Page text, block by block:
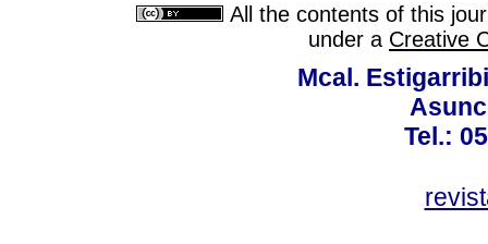
All the contents of this
under a Creative
Mcal.
Tel.: